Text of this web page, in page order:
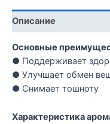
Описание
Основные
● Поддерживает
● Улучшает обмен
● Снимает тошноту
Характеристика